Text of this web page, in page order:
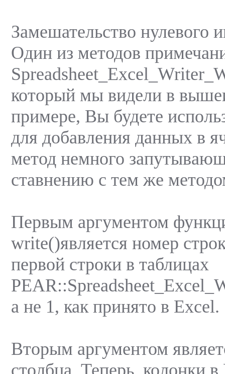
Замешательство нулевого
Один из методов
который мы видели в
примере, Вы будете
для добавления данныx в
метод немного
ставнению с тем же
Первым аргументом
write()является номер
первой строки в таблицах
а не 1, как принято в Excel.
Вторым аргументом
столбца. Теперь, колонки